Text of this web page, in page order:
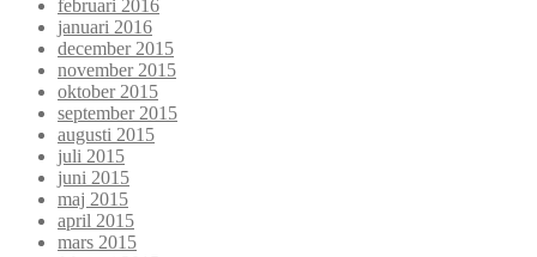
februari 2016
januari 2016
december 2015
november 2015
oktober 2015
september 2015
augusti 2015
juli 2015
juni 2015
maj 2015
april 2015
mars 2015